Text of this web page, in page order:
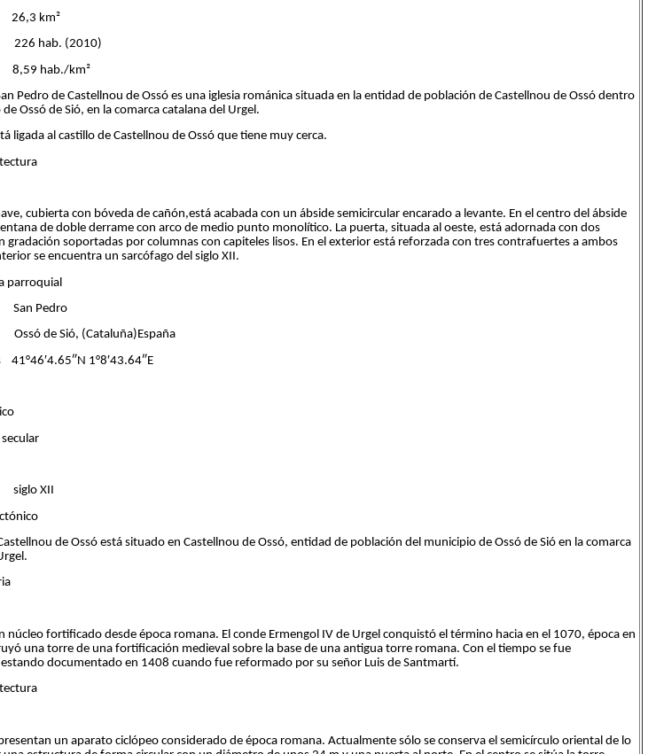
km²
hab. (2010)
8,59 hab./km²
Pedro de Castellnou de Ossó es una iglesia románica situada en la entidad de población de Castellnou de Ossó dentro
Ossó de Sió, en la comarca catalana del Urgel.
ligada al castillo de Castellnou de Ossó que tiene muy cerca.
cubierta con bóveda de cañón,está acabada con un ábside semicircular encarado a levante. En el centro del ábside
de doble derrame con arco de medio punto monolítico. La puerta, situada al oeste, está adornada con dos
gradación soportadas por columnas con capiteles lisos. En el exterior está reforzada con tres contrafuertes a ambos
se encuentra un sarcófago del siglo XII.
San Pedro
de Sió, (Cataluña)España
1°8′43.64″E
siglo XII
de Ossó está situado en Castellnou de Ossó, entidad de población del municipio de Ossó de Sió en la comarca
núcleo fortificado desde época romana. El conde Ermengol IV de Urgel conquistó el término hacia en el 1070, época en
una torre de una fortificación medieval sobre la base de una antigua torre romana. Con el tiempo se fue
documentado en 1408 cuando fue reformado por su señor Luis de Santmartí.
un aparato ciclópeo considerado de época romana. Actualmente sólo se conserva el semicírculo oriental de lo